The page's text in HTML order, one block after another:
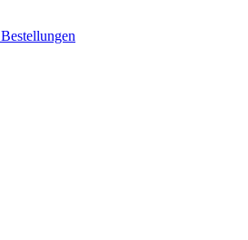
Bestellungen